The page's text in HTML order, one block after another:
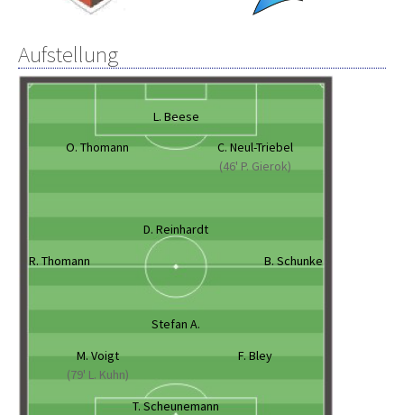
Aufstellung
L. Beese
O. Thomann
C. Neul-Triebel
(46' P. Gierok)
D. Reinhardt
R. Thomann
B. Schunke
Stefan A.
M. Voigt
(79' L. Kuhn)
F. Bley
T. Scheunemann